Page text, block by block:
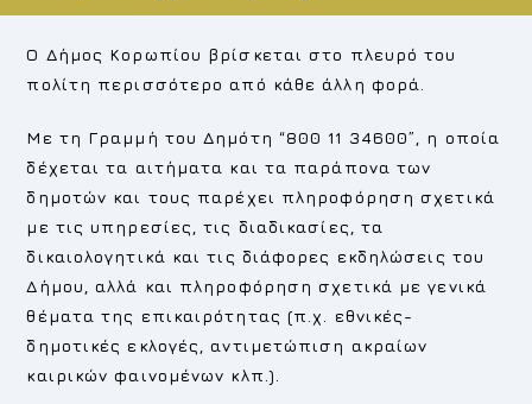
Ο Δήμος Κορωπίου βρίσκεται στο πλευρό του
πολίτη περισσότερο από κάθε άλλη φορά.
Με τη Γραμμή του Δημότη “800 11 34600”, η οποία
δέχεται τα αιτήματα και τα παράπονα των
δημοτών και τους παρέχει πληροφόρηση σχετικά
με τις υπηρεσίες, τις διαδικασίες, τα
δικαιολογητικά και τις διάφορες εκδηλώσεις του
Δήμου, αλλά και πληροφόρηση σχετικά με γενικά
θέματα της επικαιρότητας (π.χ. εθνικές-
δημοτικές εκλογές, αντιμετώπιση ακραίων
καιρικών φαινομένων κλπ.).